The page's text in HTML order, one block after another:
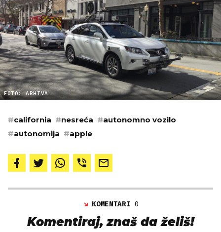
FOTO: ARHIVA
#california #nesreća #autonomno vozilo
#autonomija #apple
KOMENTARI0
Komentiraj, znaš da želiš!